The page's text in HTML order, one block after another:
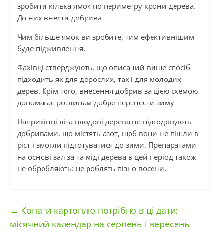
зробити кілька ямок по периметру крони дерева.
До них внести добрива.
Чим більше ямок ви зробите, тим ефективнішим
буде підживлення.
Фахівці стверджують, що описаний вище спосіб
підходить як для дорослих, так і для молодих
дерев. Крім того, внесення добрив за цією схемою
допомагає рослинам добре перенести зиму.
Наприкінці літа плодові дерева не підгодовують
добривами, що містять азот, щоб вони не пішли в
ріст і змогли підготуватися до зими. Препаратами
на основі заліза та міді дерева в цей період також
не обробляють: це роблять пізно восени.
← Копати картоплю потрібно в ці дати:
місячний календар на серпень і вересень